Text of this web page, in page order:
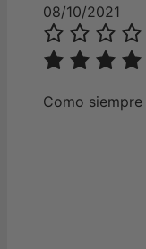
08/10/2021
Como